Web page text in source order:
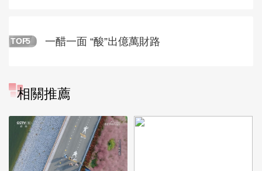
TOP5 一醋一面 “酸”出億萬財路
相關推薦